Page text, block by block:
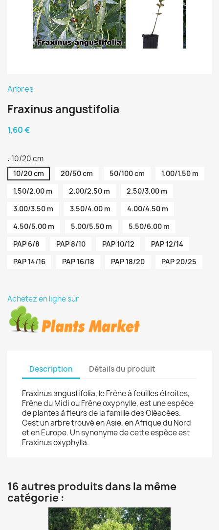
Arbres
Fraxinus angustifolia
1,60 €
: 10/20 cm
10/20 cm 20/50 cm 50/100 cm
1.00/1.50 m
1.50/2.00 m
2.00/2.50 m
2.50/3.00 m
3.00/3.50 m
3.50/4.00 m
4.00/4.50 m
4.50/5.00 m
5.00/5.50 m
5.50/6.00 m
PAP 6/8
PAP 8/10 PAP 10/12
PAP 12/14
PAP 14/16
PAP 16/18 PAP 18/20 PAP 20/25
Achetez en ligne sur
Description Détails du produit
Fraxinus angustifolia, le Frêne à feuilles étroites,
Frêne du Midi ou Frêne oxyphylle, est une espèce
de plantes à fleurs de la famille des Oléacées.
Cest un arbre trouvé en Asie, en Afrique du Nord
et en Europe. Un synonyme de cette espèce est
Fraxinus oxyphylla.
16 autres produits dans la même
catégorie :